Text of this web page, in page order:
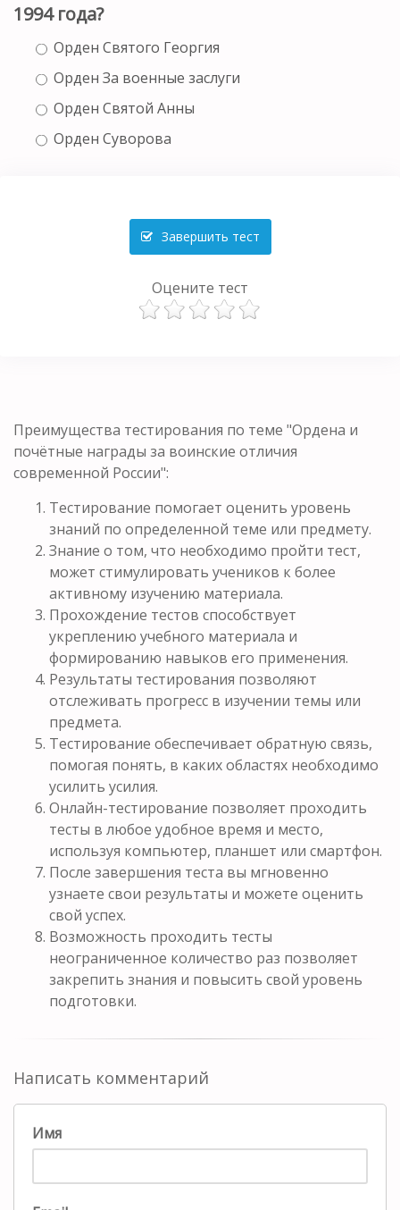
1994 года?
Орден Святого Георгия
Орден За военные заслуги
Орден Святой Анны
Орден Суворова
Завершить тест
Оцените тест
Преимущества тестирования по теме "Ордена и
почётные награды за воинские отличия
современной России":
Тестирование помогает оценить уровень
знаний по определенной теме или предмету.
Знание о том, что необходимо пройти тест,
может стимулировать учеников к более
активному изучению материала.
Прохождение тестов способствует
укреплению учебного материала и
формированию навыков его применения.
Результаты тестирования позволяют
отслеживать прогресс в изучении темы или
предмета.
Тестирование обеспечивает обратную связь,
помогая понять, в каких областях необходимо
усилить усилия.
Онлайн-тестирование позволяет проходить
тесты в любое удобное время и место,
используя компьютер, планшет или смартфон.
После завершения теста вы мгновенно
узнаете свои результаты и можете оценить
свой успех.
Возможность проходить тесты
неограниченное количество раз позволяет
закрепить знания и повысить свой уровень
подготовки.
Написать комментарий
Имя